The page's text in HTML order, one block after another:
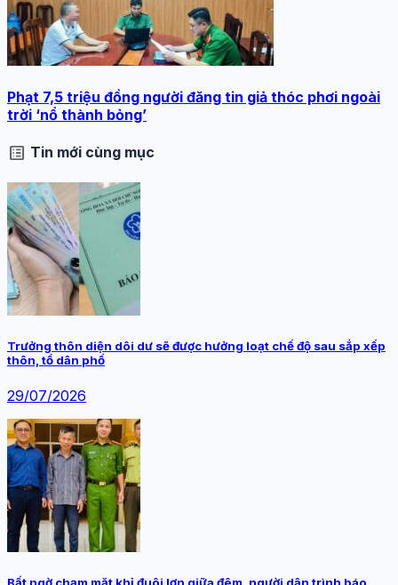
Phạt 7,5 triệu đồng người đăng tin giả thóc phơi ngoài
trời ‘nổ thành bỏng’
list_alt Tin mới cùng mục
Trưởng thôn diện dôi dư sẽ được hưởng loạt chế độ sau sắp xếp
thôn, tổ dân phố
29/07/2026